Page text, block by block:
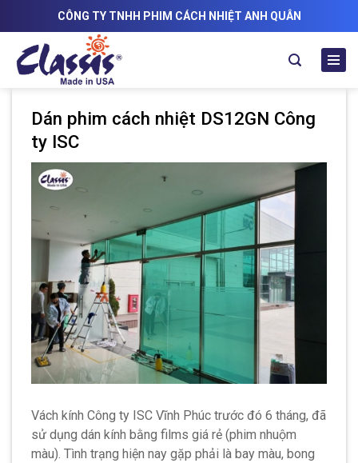
content
CÔNG TY TNHH PHIM CÁCH NHIỆT ANH QUÂN
Dán phim cách nhiệt DS12GN Công
ty ISC
Vách kính Công ty ISC Vĩnh Phúc trước đó 6 tháng, đã
sử dụng dán kính bằng films giá rẻ (phim nhuộm
màu). Tình trạng hiện nay gặp phải là bay màu, bong